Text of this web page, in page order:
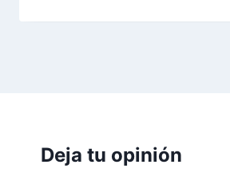
Deja tu opinión